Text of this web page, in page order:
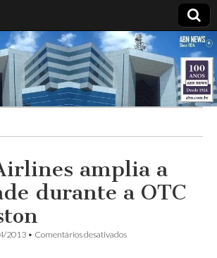
amplia a
durante a OTC
2013 • Comentários desativadosem